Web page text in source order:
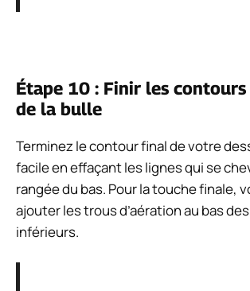
Étape 10 : Finir les contours
de la bulle
Terminez le contour final de votre
facile en effaçant les lignes qui se
rangée du bas. Pour la touche finale,
ajouter les trous d’aération au bas
inférieurs.